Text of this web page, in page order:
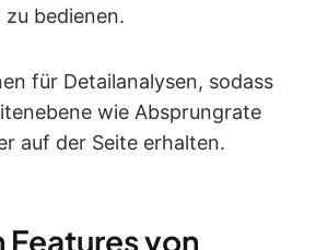
bedienen.
für Detailanalysen, sodass
wie Absprungrate
auf der Seite erhalten.
Features von